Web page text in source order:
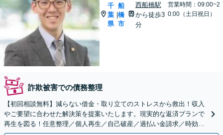
千
葉
県
|
船
橋
市
西船橋駅
から徒歩3
分
営業時間：09:00~2
0:00（土日祝日）
詐欺被害での債務整理
【初回相談無料】減らない借金・取り立てのストレスから救出！収入
やご要望に合わせた解決策を提案いたします。現実的な返済プランで
再生を図る！任意整理／個人再生／自己破産／過払い金請求／時効の
援用【夜間・休日面談可】【西船橋駅3分】